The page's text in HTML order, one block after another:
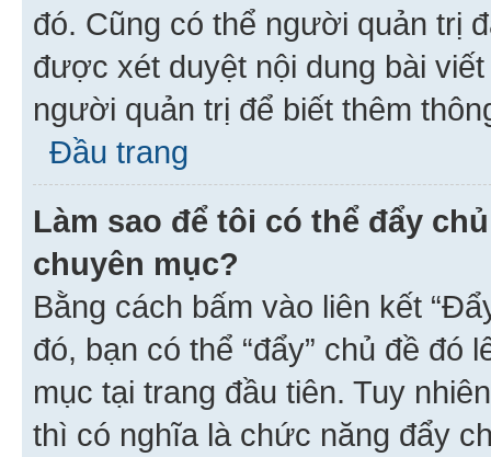
đó. Cũng có thể người quản trị
được xét duyệt nội dung bài
người quản trị để biết thêm
Đầu trang
Làm sao để tôi có thể đẩy
chuyên mục?
Bằng cách bấm vào liên kết
đó, bạn có thể “đẩy” chủ đề đó
mục tại trang đầu tiên. Tuy
thì có nghĩa là chức năng đẩy